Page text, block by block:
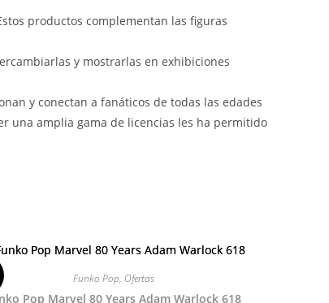
productos complementan las figuras
y mostrarlas en exhibiciones
y conectan a fanáticos de todas las edades
una amplia gama de licencias les ha permitido
Funko Pop, Ofertas
Pop Marvel 80 Years Adam Warlock 618